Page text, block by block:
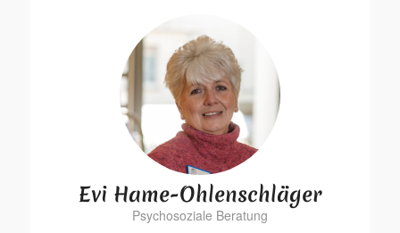
Evi Hame-Ohlenschläger
Psychosoziale Beratung